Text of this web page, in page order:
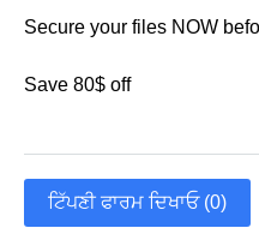
Secure your files NOW
Save 80$ off
ਟਿੱਪਣੀ ਫਾਰਮ ਦਿਖਾਓ (0)